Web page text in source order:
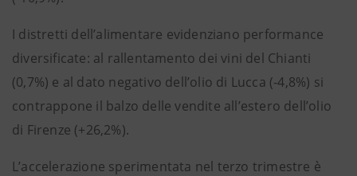
I distretti dell’alimentare evidenziano performance
diversificate: al rallentamento dei vini del Chianti
(0,7%) e al dato negativo dell’olio di Lucca (-4,8%) si
contrappone il balzo delle vendite all’estero dell’olio
di Firenze (+26,2%).
L’accelerazione sperimentata nel terzo trimestre è